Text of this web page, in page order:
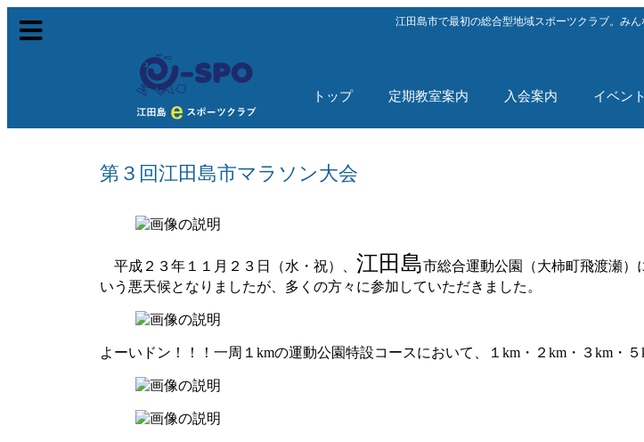
江田島市で最初の総合型地域スポーツクラブ。み
トップ 定期教室案内 入会案内 イベント
第３回江田島市マラソン大会
平成２３年１１月２３日（水・祝）、 江田島市総合運動公園（大柿町飛渡瀬）
いう悪天候となりましたが、多くの方々に参加していただきました。
よーいドン！！！一周１kmの運動公園特設コースにおいて、１km・２km・３km・５